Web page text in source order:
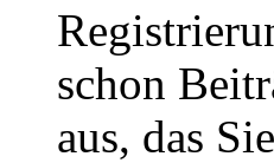
schon
aus, das